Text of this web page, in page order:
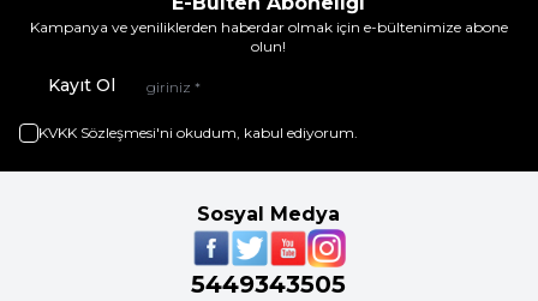
Kampanya ve yeniliklerden haberdar olmak için e-bültenimize abone
olun!
Kayıt Ol
KVKK Sözleşmesi'ni okudum, kabul ediyorum.
Sosyal Medya
5449343505